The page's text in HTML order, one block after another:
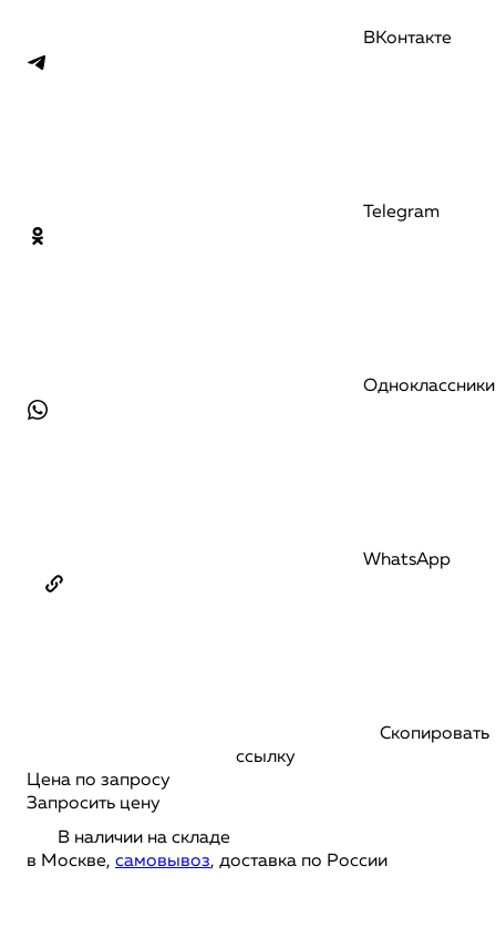
ВКонтакте
Telegram
Одноклассники
WhatsApp
Скопировать
ссылку
Цена по запросу
Запросить цену
В наличии на складе
в Москве, самовывоз, доставка по России